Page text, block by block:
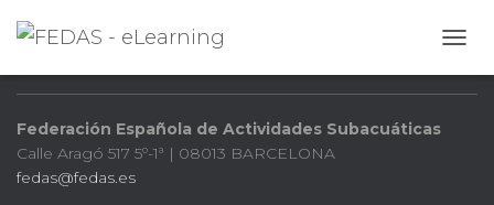
Federación Española de Actividades Subacuáticas
Calle Aragó 517 5º-1ª | 08013 BARCELONA
fedas@fedas.es